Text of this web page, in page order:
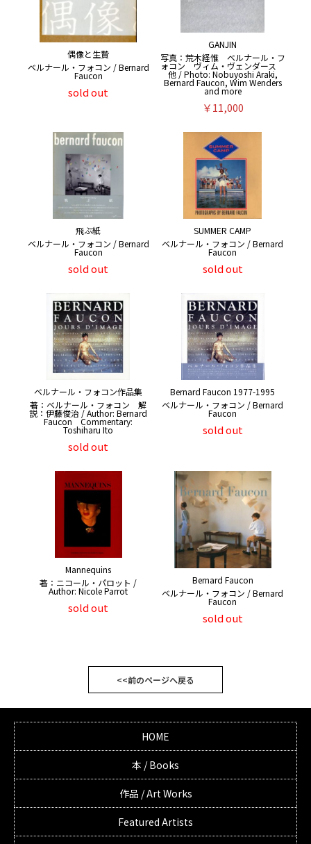
偶像と生贄
ベルナール・フォコン / Bernard
Faucon
sold out
GANJIN
写真：荒木経惟 ベルナール・フ
ォコン ヴィム・ヴェンダース
他 / Photo: Nobuyoshi Araki,
Bernard Faucon, Wim Wenders
and more
￥11,000
飛ぶ紙
ベルナール・フォコン / Bernard
Faucon
sold out
SUMMER CAMP
ベルナール・フォコン / Bernard
Faucon
sold out
ベルナール・フォコン作品集
著：ベルナール・フォコン 解
説：伊藤俊治 / Author: Bernard
Faucon Commentary:
Toshiharu Ito
sold out
Bernard Faucon 1977-1995
ベルナール・フォコン / Bernard
Faucon
sold out
Mannequins
著：ニコール・パロット /
Author: Nicole Parrot
sold out
Bernard Faucon
ベルナール・フォコン / Bernard
Faucon
sold out
<<前のページへ戻る
HOME
本 / Books
作品 / Art Works
Featured Artists